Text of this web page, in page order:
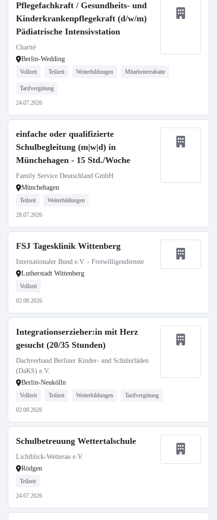
Pflegefachkraft / Gesundheits- und
Kinderkrankenpflegekraft (d/w/m)
Pädiatrische Intensivstation
Charité
Berlin-Wedding
Vollzeit Teilzeit Weiterbildungen Mitarbeiterrabatte
Tarifvergütung
24.07.2026
einfache oder qualifizierte
Schulbegleitung (m|w|d) in
Münchehagen - 15 Std./Woche
Family Service Deutschland GmbH
Münchehagen
Teilzeit Weiterbildungen
28.07.2026
FSJ Tagesklinik Wittenberg
Internationaler Bund e.V. - Freiwilligendienste
Lutherstadt Wittenberg
Vollzeit
02.08.2026
Integrationserzieher:in mit Herz
gesucht (20/35 Stunden)
Dachverband Berliner Kinder- und Schülerläden
(DaKS) e.V.
Berlin-Neukölln
Vollzeit Teilzeit Weiterbildungen Tarifvergütung
02.08.2026
Schulbetreuung Wettertalschule
Lichtblick-Wetterau e.V.
Rödgen
Teilzeit
24.07.2026